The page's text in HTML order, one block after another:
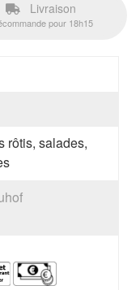
Livraison
pour 18h15
rôtis, salades,